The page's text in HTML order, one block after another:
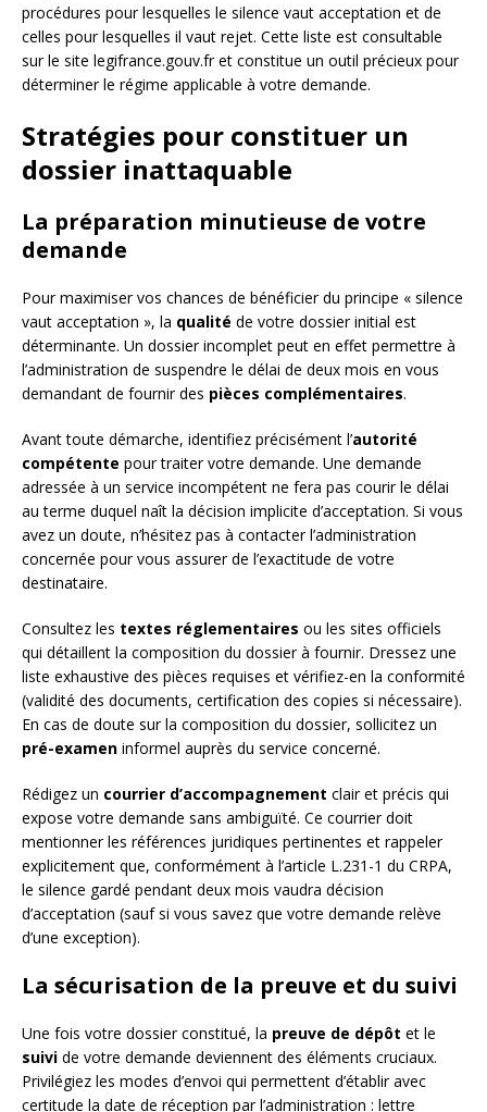
procédures pour lesquelles le silence vaut acceptation et de
celles pour lesquelles il vaut rejet. Cette liste est consultable
sur le site legifrance.gouv.fr et constitue un outil précieux pour
déterminer le régime applicable à votre demande.
Stratégies pour constituer un
dossier inattaquable
La préparation minutieuse de votre
demande
Pour maximiser vos chances de bénéficier du principe « silence
vaut acceptation », la qualité de votre dossier initial est
déterminante. Un dossier incomplet peut en effet permettre à
l’administration de suspendre le délai de deux mois en vous
demandant de fournir des pièces complémentaires.
Avant toute démarche, identifiez précisément l’autorité
compétente pour traiter votre demande. Une demande
adressée à un service incompétent ne fera pas courir le délai
au terme duquel naît la décision implicite d’acceptation. Si vous
avez un doute, n’hésitez pas à contacter l’administration
concernée pour vous assurer de l’exactitude de votre
destinataire.
Consultez les textes réglementaires ou les sites officiels
qui détaillent la composition du dossier à fournir. Dressez une
liste exhaustive des pièces requises et vérifiez-en la conformité
(validité des documents, certification des copies si nécessaire).
En cas de doute sur la composition du dossier, sollicitez un
pré-examen informel auprès du service concerné.
Rédigez un courrier d’accompagnement clair et précis qui
expose votre demande sans ambiguïté. Ce courrier doit
mentionner les références juridiques pertinentes et rappeler
explicitement que, conformément à l’article L.231-1 du CRPA,
le silence gardé pendant deux mois vaudra décision
d’acceptation (sauf si vous savez que votre demande relève
d’une exception).
La sécurisation de la preuve et du suivi
Une fois votre dossier constitué, la preuve de dépôt et le
suivi de votre demande deviennent des éléments cruciaux.
Privilégiez les modes d’envoi qui permettent d’établir avec
certitude la date de réception par l’administration : lettre